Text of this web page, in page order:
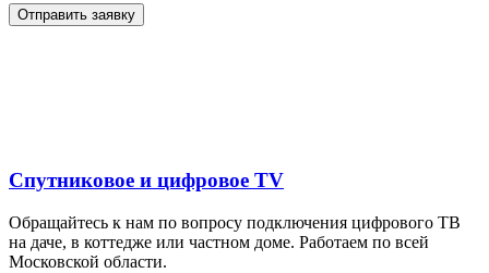
Отправить заявку
Спутниковое и цифровое TV
Обращайтесь к нам по вопросу подключения цифрового ТВ
на даче, в коттедже или частном доме. Работаем по всей
Московской области.